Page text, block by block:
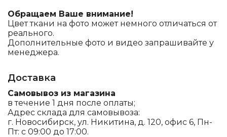
Обращаем Ваше внимание!
Цвет ткани на фото может немного отличаться от
реального.
Дополнительные фото и видео запрашивайте у
менеджера.
Доставка
Самовывоз из магазина
в течение 1 дня после оплаты;
Адрес склада для самовывоза:
г. Новосибирск, ул. Никитина, д. 120, офис 6, Пн-
Пт: с 09:00 до 17:00.